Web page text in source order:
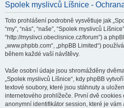
Spolek myslivců Líšnice -
Toto prohlášení podrobně vysvětluje jak
“my”, “nás”, “naše”, “Spolek myslivců
“http://myslivci.obeclisnice.cz/forum”) a
„www.phpbb.com“, „phpBB Limited“)
během každé vaší návštěvy.
Vaše osobní údaje jsou shromážděny
„Spolek myslivců Líšnice“, kdy phpBB
textové soubory, které jsou stáhnuty a
internetového prohlížeče. První dvě
anonymní identifikátor session, které je